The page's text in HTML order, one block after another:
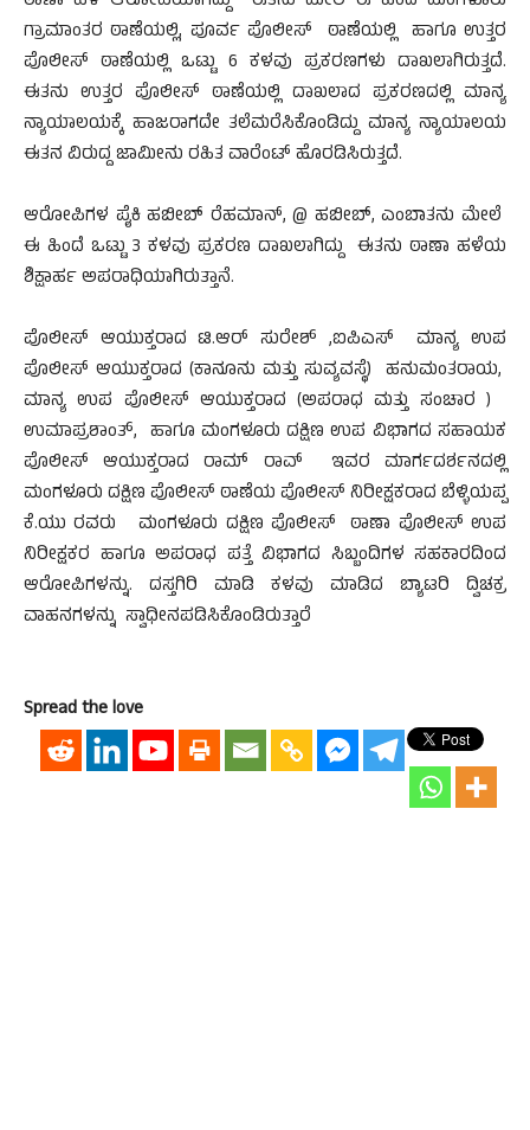
ಗ್ರಾಮಾಂತರ ಠಾಣೆಯಲ್ಲಿ, ಪೂರ್ವ ಪೊಲೀಸ್ ಠಾಣೆಯಲ್ಲಿ ಹಾಗೂ ಉತ್ತರ
ಪೊಲೀಸ್ ಠಾಣೆಯಲ್ಲಿ ಒಟ್ಟು 6 ಕಳವು ಪ್ರಕರಣಗಳು ದಾಖಲಾಗಿರುತ್ತದೆ.
ಈತನು ಉತ್ತರ ಪೊಲೀಸ್ ಠಾಣೆಯಲ್ಲಿ ದಾಖಲಾದ ಪ್ರಕರಣದಲ್ಲಿ ಮಾನ್ಯ
ನ್ಯಾಯಾಲಯಕ್ಕೆ ಹಾಜರಾಗದೇ ತಲೆಮರೆಸಿಕೊಂಡಿದ್ದು ಮಾನ್ಯ ನ್ಯಾಯಾಲಯ
ಈತನ ವಿರುದ್ದ ಜಾಮೀನು ರಹಿತ ವಾರೆಂಟ್ ಹೊರಡಿಸಿರುತ್ತದೆ.
ಆರೋಪಿಗಳ ಪೈಕಿ ಹಬೀಬ್ ರೆಹಮಾನ್, @ ಹಬೀಬ್, ಎಂಬಾತನು ಮೇಲೆ
ಈ ಹಿಂದೆ ಒಟ್ಟು 3 ಕಳವು ಪ್ರಕರಣ ದಾಖಲಾಗಿದ್ದು ಈತನು ಠಾಣಾ ಹಳೆಯ
ಶಿಕ್ಷಾರ್ಹ ಅಪರಾಧಿಯಾಗಿರುತ್ತಾನೆ.
ಪೊಲೀಸ್ ಆಯುಕ್ತರಾದ ಟಿ.ಆರ್ ಸುರೇಶ್ ,ಐಪಿಎಸ್ ಮಾನ್ಯ ಉಪ
ಪೊಲೀಸ್ ಆಯುಕ್ತರಾದ (ಕಾನೂನು ಮತ್ತು ಸುವ್ಯವಸ್ಥೆ) ಹನುಮಂತರಾಯ,
ಮಾನ್ಯ ಉಪ ಪೊಲೀಸ್ ಆಯುಕ್ತರಾದ (ಅಪರಾಧ ಮತ್ತು ಸಂಚಾರ )
ಉಮಾಪ್ರಶಾಂತ್, ಹಾಗೂ ಮಂಗಳೂರು ದಕ್ಷಿಣ ಉಪ ವಿಭಾಗದ ಸಹಾಯಕ
ಪೊಲೀಸ್ ಆಯುಕ್ತರಾದ ರಾಮ್ ರಾವ್ ಇವರ ಮಾರ್ಗದರ್ಶನದಲ್ಲಿ
ಮಂಗಳೂರು ದಕ್ಷಿಣ ಪೊಲೀಸ್ ಠಾಣೆಯ ಪೊಲೀಸ್ ನಿರೀಕ್ಷಕರಾದ ಬೆಳ್ಳಿಯಪ್ಪ
ಕೆ.ಯು ರವರು ಮಂಗಳೂರು ದಕ್ಷಿಣ ಪೊಲೀಸ್ ಠಾಣಾ ಪೊಲೀಸ್ ಉಪ
ನಿರೀಕ್ಷಕರ ಹಾಗೂ ಅಪರಾಧ ಪತ್ತೆ ವಿಭಾಗದ ಸಿಬ್ಬಂದಿಗಳ ಸಹಕಾರದಿಂದ
ಆರೋಪಿಗಳನ್ನು. ದಸ್ತಗಿರಿ ಮಾಡಿ ಕಳವು ಮಾಡಿದ ಬ್ಯಾಟರಿ ದ್ವಿಚಕ್ರ
ವಾಹನಗಳನ್ನು ಸ್ವಾಧೀನಪಡಿಸಿಕೊಂಡಿರುತ್ತಾರೆ
Spread the love